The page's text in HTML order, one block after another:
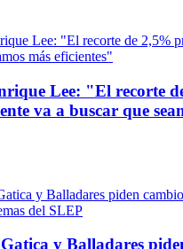
Lee: "El recorte
va a buscar que
y Balladares